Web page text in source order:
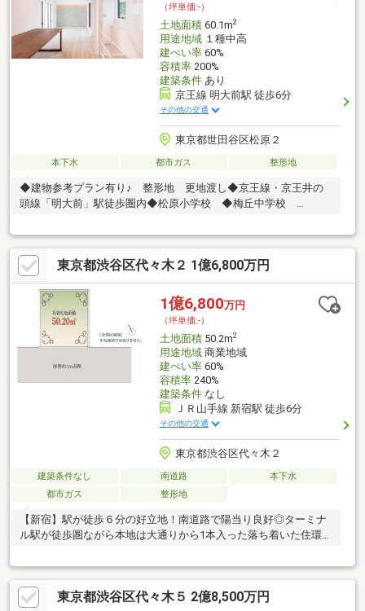
（坪単価:-）
土地面積60.1m2
用途地域１種中高
建ぺい率60%
容積率200%
建築条件あり
京王線 明大前駅 徒歩6分
その他の交通
東京都世田谷区松原２
本下水 都市ガス 整形地
◆建物参考プラン有り♪ 整形地 更地渡し◆京王線・京王井の
頭線「明大前」駅徒歩圏内◆松原小学校 ◆梅丘中学校
【かかりつけの不動産屋】として、徹底的にまで顧客主義を貫く
事をお約束いたします。■城南エリアに特化した情報網を駆使
し、最良の不動産をご提案。■住宅ローンシュミレーション無料
相談会 毎日随時開催中。■ウォールメイトオリジナルの住宅購
入・住替え等について分かりやすく解説したガイドブックをご希
望者様に【無料プレゼント】～弊社ホームページ～
https://wallmate.co.jp/～
東京都渋谷区代々木２ 1億6,800万円
1億6,800万円
（坪単価:-）
土地面積50.2m2
用途地域商業地域
建ぺい率60%
容積率240%
建築条件なし
ＪＲ山手線 新宿駅 徒歩6分
その他の交通
東京都渋谷区代々木２
建築条件なし 南道路
本下水
都市ガス
整形地
【新宿】駅が徒歩６分の好立地！南道路で陽当り良好◎ターミナ
ル駅が徒歩圏ながら本地は大通りから1本入った落ち着いた住環境
東京都渋谷区代々木５ 2億8,500万円